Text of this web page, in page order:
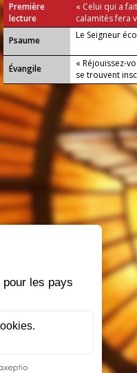
Première
lecture
« Celui qui a
calamités fera
Psaume Le Seigneur
Évangile
« Réjouissez-
se trouvent